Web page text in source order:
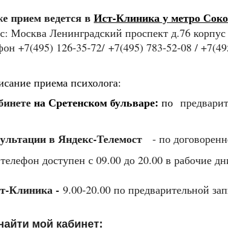
прием ведется в Ист-Клиника у метро
Москва Ленинградский проспект д.76 корпус
+7(495) 126-35-72/ +7(495) 783-52-08 /
приема психолога:
на Сретенском бульваре: по
в Яндекс-Телемост - по
доступен с 09.00 до 20.00 в рабочие
Клиника - 9.00-20.00 по предварительной
мой кабинет: